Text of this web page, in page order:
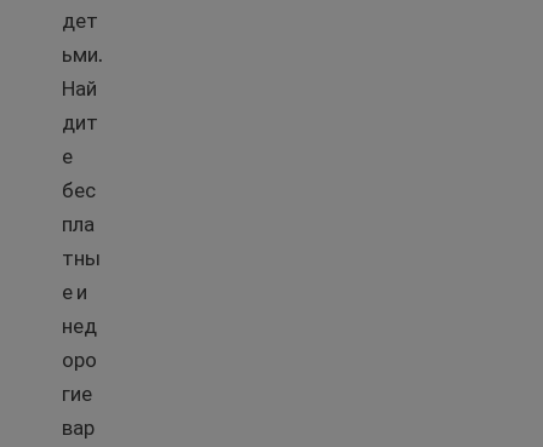
дет
ьми.
Най
дит
е
бес
пла
тны
е и
нед
оро
гие
вар